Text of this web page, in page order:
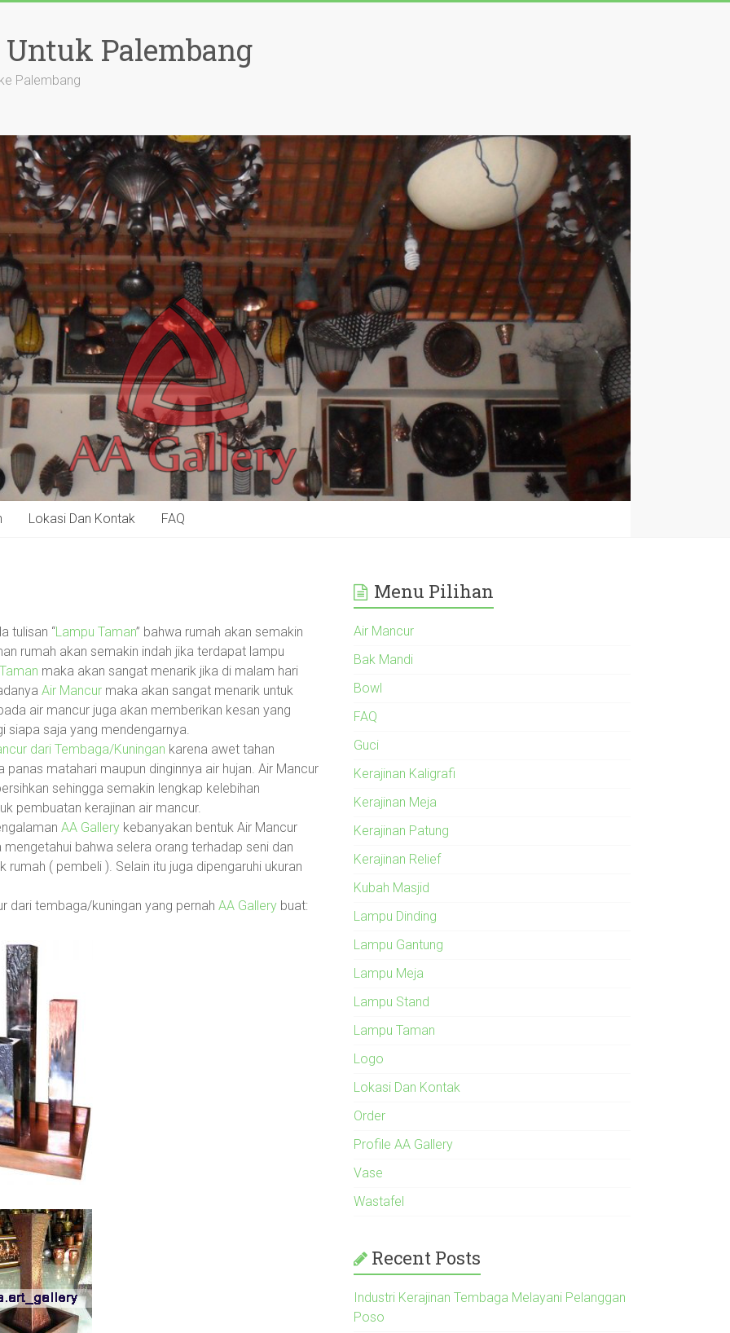
Palembang
Palembang
Lokasi Dan Kontak FAQ
tulisan “Lampu Taman” bahwa rumah akan semakin
rumah akan semakin indah jika terdapat lampu
maka akan sangat menarik jika di malam hari
Air Mancur maka akan sangat menarik untuk
air mancur juga akan memberikan kesan yang
siapa saja yang mendengarnya.
dari Tembaga/Kuningan karena awet tahan
matahari maupun dinginnya air hujan. Air Mancur
sehingga semakin lengkap kelebihan
pembuatan kerajinan air mancur.
AA Gallery kebanyakan bentuk Air Mancur
bahwa selera orang terhadap seni dan
( pembeli ). Selain itu juga dipengaruhi ukuran
dari tembaga/kuningan yang pernah AA Gallery buat:
Menu Pilihan
Air Mancur
Bak Mandi
Bowl
FAQ
Guci
Kerajinan Kaligrafi
Kerajinan Meja
Kerajinan Patung
Kerajinan Relief
Kubah Masjid
Lampu Dinding
Lampu Gantung
Lampu Meja
Lampu Stand
Lampu Taman
Logo
Lokasi Dan Kontak
Order
Profile AA Gallery
Vase
Wastafel
Recent Posts
Industri Kerajinan Tembaga Melayani Pelanggan
Poso